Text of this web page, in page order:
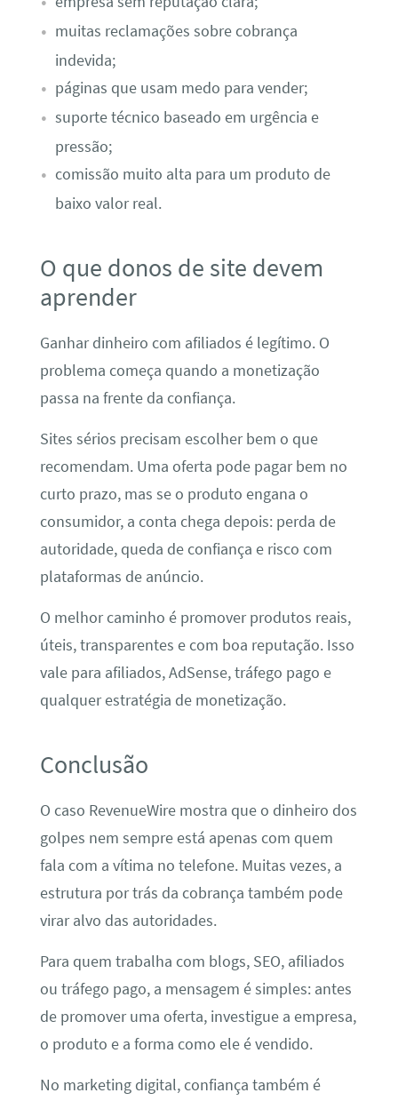
muitas reclamações sobre cobrança
indevida;
páginas que usam medo para vender;
suporte técnico baseado em urgência e
pressão;
comissão muito alta para um produto de
baixo valor real.
O que donos de site devem
aprender
Ganhar dinheiro com afiliados é legítimo. O
problema começa quando a monetização
passa na frente da confiança.
Sites sérios precisam escolher bem o que
recomendam. Uma oferta pode pagar bem no
curto prazo, mas se o produto engana o
consumidor, a conta chega depois: perda de
autoridade, queda de confiança e risco com
plataformas de anúncio.
O melhor caminho é promover produtos reais,
úteis, transparentes e com boa reputação. Isso
vale para afiliados, AdSense, tráfego pago e
qualquer estratégia de monetização.
Conclusão
O caso RevenueWire mostra que o dinheiro dos
golpes nem sempre está apenas com quem
fala com a vítima no telefone. Muitas vezes, a
estrutura por trás da cobrança também pode
virar alvo das autoridades.
Para quem trabalha com blogs, SEO, afiliados
ou tráfego pago, a mensagem é simples: antes
de promover uma oferta, investigue a empresa,
o produto e a forma como ele é vendido.
No marketing digital, confiança também é